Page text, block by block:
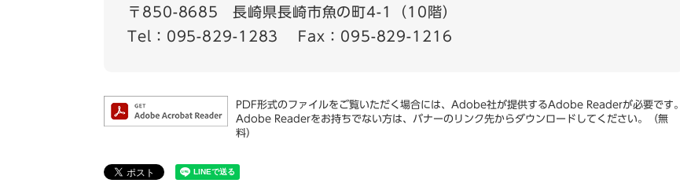
〒850-8685
長崎県長崎市魚の町4-1（10階）
Tel：095-829-1283
Fax：095-829-1216
PDF形式のファイルをご覧いただく場合には、Adobe社が提供するAdobe Readerが必要です。
Adobe Readerをお持ちでない方は、バナーのリンク先からダウンロードしてください。（無
料）